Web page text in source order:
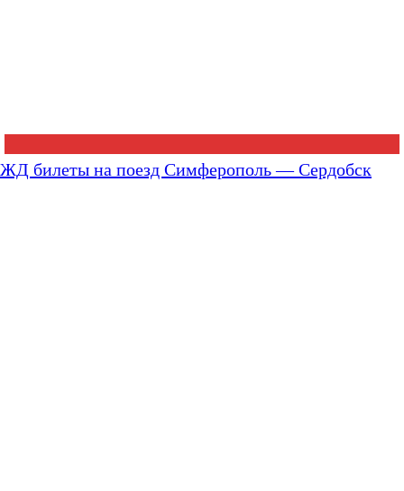
ЖД билеты на поезд Симферополь — Сердобск